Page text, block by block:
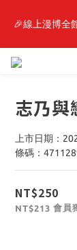
🎉線上漫博全
【抽籤堂】
志乃與
上市日期：
條碼：
NT$250
NT$213 會員